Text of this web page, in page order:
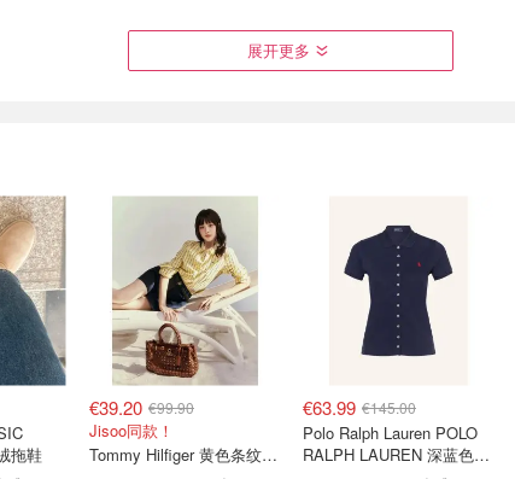
区捡
泡袖连
€69
优衣库 x Comptoir des
Cotonniers 联名系列 拿捏
法式慵懒感
UTREE 有棵树官旗入驻
Joybuy👋再也不用转运啦
展开更多
拖鞋
€39.20 €99.90
Jisoo同款！
Tommy Hilfiger 黄色条纹衬衫
€63.99 €145.00
Polo Ralph Lauren POLO
RALPH LAUREN 深蓝色珠